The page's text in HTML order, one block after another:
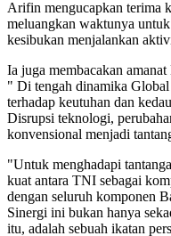
Arifin mengucapkan terima
meluangkan waktunya
kesibukan menjalankan
Ia juga membacakan
" Di tengah dinamika
terhadap keutuhan dan
Disrupsi teknologi,
konvensional menjadi
"Untuk menghadapi
kuat antara TNI sebagai
dengan seluruh komponen
Sinergi ini bukan hanya
itu, adalah sebuah ikatan